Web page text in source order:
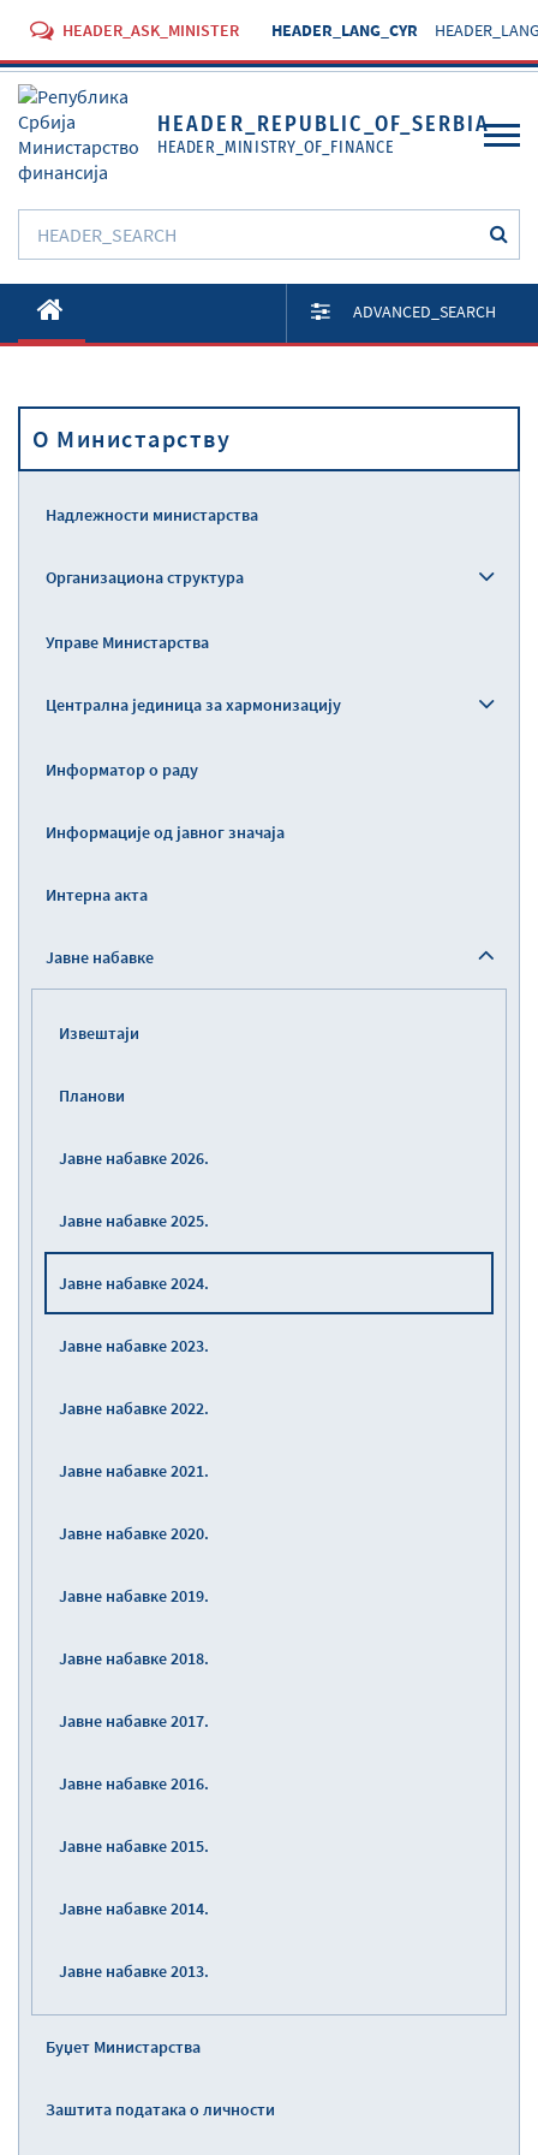
HEADER_ASK_MINISTER HEADER_LANG_CYR
HEADER_REPUBLIC_OF_SERBIA
HEADER_MINISTRY_OF_FINANCE
O Министарству
Активности
Прописи
ADVANCED_SEARCH
O Министарству
Надлежности министарства
Организациона структура
Управе Министарства
Централна јединица за хармонизацију
Информатор о раду
Информације од јавног значаја
Интерна акта
Јавне набавке
Извештаји
Планови
Јавне набавке 2026.
Јавне набавке 2025.
Јавне набавке 2024.
Јавне набавке 2023.
Јавне набавке 2022.
Јавне набавке 2021.
Јавне набавке 2020.
Јавне набавке 2019.
Јавне набавке 2018.
Јавне набавке 2017.
Јавне набавке 2016.
Јавне набавке 2015.
Јавне набавке 2014.
Јавне набавке 2013.
Буџет Министарства
Заштита података о личности